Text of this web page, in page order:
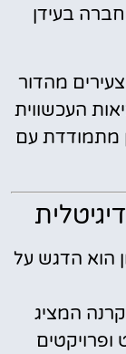
בעידן
מהדור
העכשווית
מתמודדת עם
הוא הדגש על
המציג
ופרויקטים